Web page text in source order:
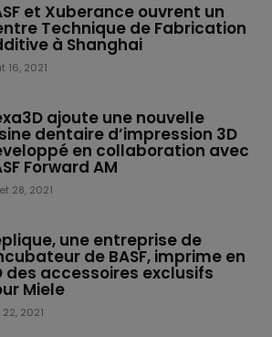
et Xuberance ouvrent un
Technique de Fabrication
à Shanghai
16, 2021
ajoute une nouvelle
dentaire d’impression 3D
en collaboration avec
Forward AM
28, 2021
une entreprise de
de BASF, imprime en
des accessoires exclusifs
Miele
2021